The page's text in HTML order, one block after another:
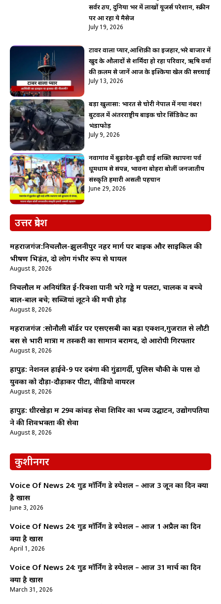
सर्वर ठप, दुनिया भर में लाखों यूजर्स परेशान, स्क्रीन
पर आ रहा ये मैसेज
July 19, 2026
टावर वाला प्यार,आशिक़ी का इजहार,भरे बाजार में
खुद के औलादों से शर्मिंदा हो रहा परिवार, ऋषि वर्मा
की क़लम से जानें आज के इश्किया खेल की सच्चाई
July 13, 2026
बड़ा खुलासा: भारत से चोरी नेपाल में नया नंबर!
बुटवल में अंतरराष्ट्रीय बाइक चोर सिंडिकेट का
भंडाफोड़
July 9, 2026
नवागांव में बुढ़ादेव-बूढ़ी दाई शक्ति स्थापना पर्व
धूमधाम से संपन्न, भावना बोहरा बोलीं जनजातीय
संस्कृति हमारी असली पहचान
June 29, 2026
उत्तर प्रदेश
महराजगंज:निचलौल-झुलनीपुर नहर मार्ग पर बाइक और साइकिल की
भीषण भिड़ंत, दो लोग गंभीर रूप से घायल
August 8, 2026
निचलौल में अनियंत्रित ई-रिक्शा पानी भरे गड्ढे में पलटा, चालक व बच्चे
बाल-बाल बचे; सब्जियां लूटने की मची होड़
August 8, 2026
महराजगंज :सोनौली बॉर्डर पर एसएसबी का बड़ा एक्शन,गुजरात से लौटी
बस से भारी मात्रा में तस्करी का सामान बरामद, दो आरोपी गिरफ्तार
August 8, 2026
हापुड़: नेशनल हाईवे-9 पर दबंगों की गुंडागर्दी, पुलिस चौकी के पास दो
युवकों को दौड़ा-दौड़ाकर पीटा, वीडियो वायरल
August 8, 2026
हापुड़: धीरखेड़ा में 29वें कांवड़ सेवा शिविर का भव्य उद्घाटन, उद्योगपतियों
ने की शिवभक्तों की सेवा
August 8, 2026
कुशीनगर
Voice Of News 24: गुड माॅर्निंग डे स्पेशल – आज 3 जून का दिन क्यों
है खास
June 3, 2026
Voice Of News 24: गुड माॅर्निंग डे स्पेशल – आज 1 अप्रैल का दिन
क्यों है खास
April 1, 2026
Voice Of News 24: गुड माॅर्निंग डे स्पेशल – आज 31 मार्च का दिन
क्यों है खास
March 31, 2026